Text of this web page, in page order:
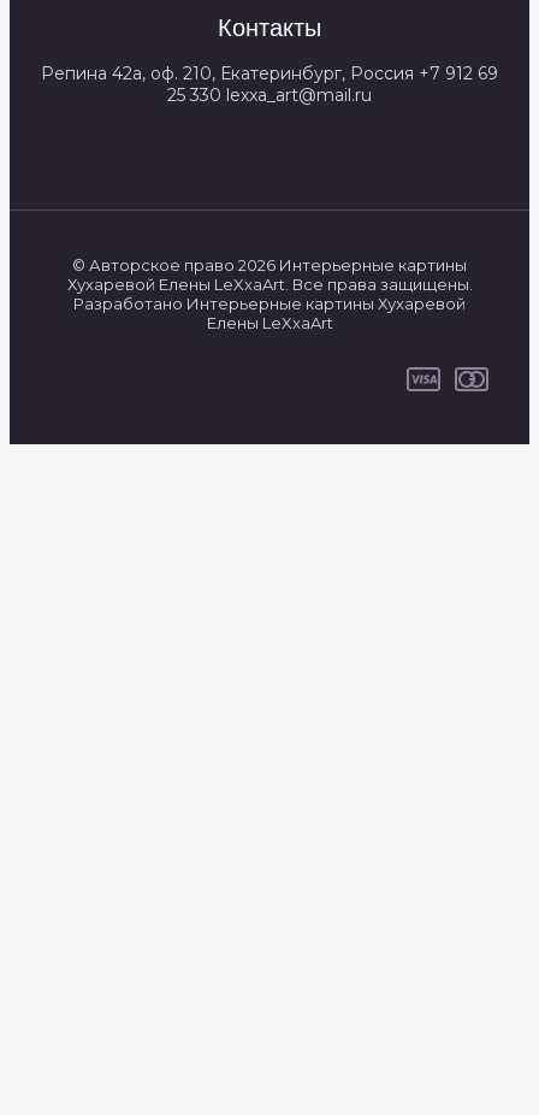
Контакты
Репина 42а, оф. 210, Екатеринбург, Россия +7 912 69
25 330 lexxa_art@mail.ru
© Авторское право 2026 Интерьерные картины
Хухаревой Елены LeXxaArt. Все права защищены.
Разработано Интерьерные картины Хухаревой
Елены LeXxaArt